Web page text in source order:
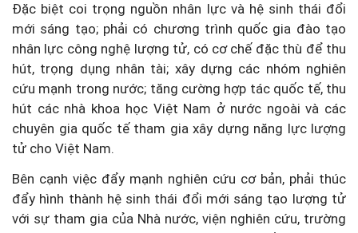
Đặc biệt coi trọng nguồn nhân lực và hệ sinh thái đổi
mới sáng tạo; phải có chương trình quốc gia đào tạo
nhân lực công nghệ lượng tử, có cơ chế đặc thù để thu
hút, trọng dụng nhân tài; xây dựng các nhóm nghiên
cứu mạnh trong nước; tăng cường hợp tác quốc tế, thu
hút các nhà khoa học Việt Nam ở nước ngoài và các
chuyên gia quốc tế tham gia xây dựng năng lực lượng
tử cho Việt Nam.
Bên cạnh việc đẩy mạnh nghiên cứu cơ bản, phải thúc
đẩy hình thành hệ sinh thái đổi mới sáng tạo lượng tử
với sự tham gia của Nhà nước, viện nghiên cứu, trường